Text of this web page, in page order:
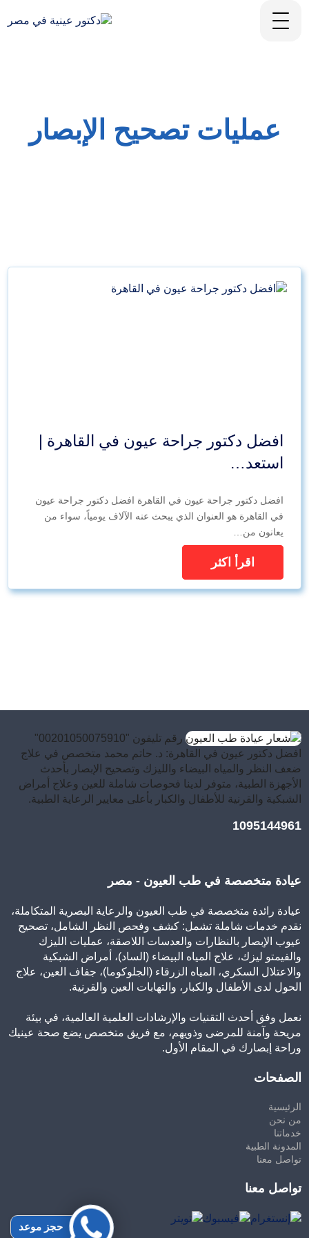
عمليات تصحيح الإبصار
افضل دكتور جراحة عيون في القاهرة |
استعد…
افضل دكتور جراحة عيون في القاهرة افضل دكتور جراحة عيون
في القاهرة هو العنوان الذي يبحث عنه الآلاف يومياً، سواء من
يعانون من…
اقرأ اكثر
رقم تليفون "00201050075910"
افضل دكتور عيون في القاهرة: د. حاتم محمد متخصص في علاج
ضعف النظر والمياه البيضاء والليزك وتصحيح الإبصار بأحدث
الأجهزة الطبية، متوفر لدينا فحوصات شاملة للعين وعلاج أمراض
الشبكية والقرنية للأطفال والكبار بأعلى معايير الرعاية الطبية.
1095144961
عيادة متخصصة في طب العيون - مصر
عيادة رائدة متخصصة في طب العيون والرعاية البصرية المتكاملة،
نقدم خدمات شاملة تشمل: كشف وفحص النظر الشامل، تصحيح
عيوب الإبصار بالنظارات والعدسات اللاصقة، عمليات الليزك
والفيمتو ليزك، علاج المياه البيضاء (الساد)، أمراض الشبكية
والاعتلال السكري، المياه الزرقاء (الجلوكوما)، جفاف العين، علاج
الحول لدى الأطفال والكبار، والتهابات العين والقرنية.
نعمل وفق أحدث التقنيات والإرشادات العلمية العالمية، في بيئة
مريحة وآمنة للمرضى وذويهم، مع فريق متخصص يضع صحة عينيك
وراحة إبصارك في المقام الأول.
الصفحات
الرئيسية
من نحن
خدماتنا
المدونة الطبية
تواصل معنا
تواصل معنا
حجز موعد